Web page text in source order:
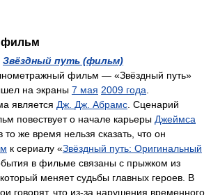
фильм
Звёздный путь (фильм)
фильм — «Звёздный путь»
на экраны 7 мая 2009 года.
является Дж. Дж. Абрамс. Cценарий
повествует о начале карьеры Джеймса
то же время нельзя сказать, что он
к сериалу «Звёздный путь: Оригинальный
в фильме связаны с прыжком из
меняет судьбы главных героев. В
говорят, что из-за нарушения временного